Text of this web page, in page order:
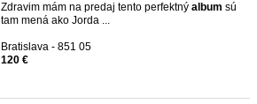
Zdravim mám na predaj tento perfektný album sú
tam mená ako Jorda ...
Bratislava - 851 05
120 €